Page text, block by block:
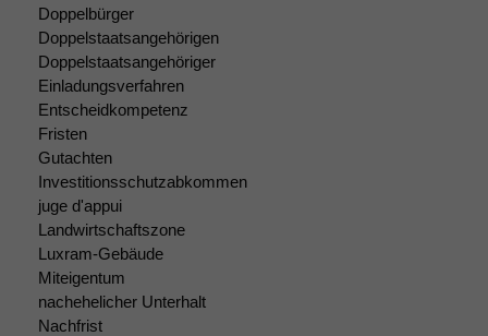
Doppelbürger
Doppelstaatsangehörigen
Doppelstaatsangehöriger
Einladungsverfahren
Entscheidkompetenz
Fristen
Gutachten
Investitionsschutzabkommen
juge d'appui
Landwirtschaftszone
Luxram-Gebäude
Miteigentum
nachehelicher Unterhalt
Nachfrist